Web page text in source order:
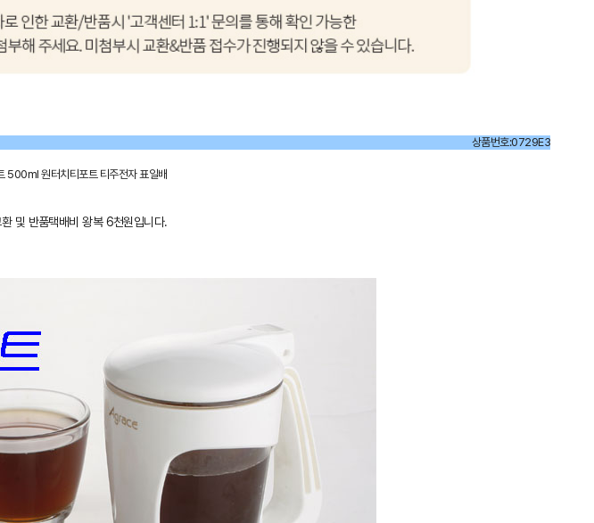
상품번호:0729E3
500ml 원터치티포트 티주전자 표일배
및 반품택배비 왕복 6천원입니다.